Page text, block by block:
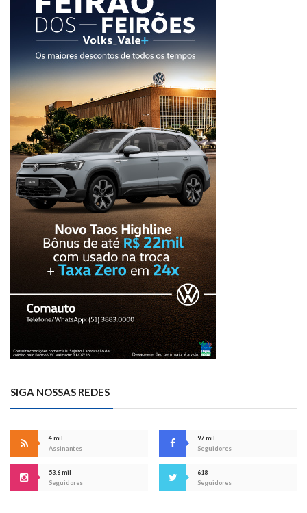
SIGA NOSSAS REDES
4 mil
Assinantes
97 mil
Seguidores
53,6 mil
Seguidores
618
Seguidores